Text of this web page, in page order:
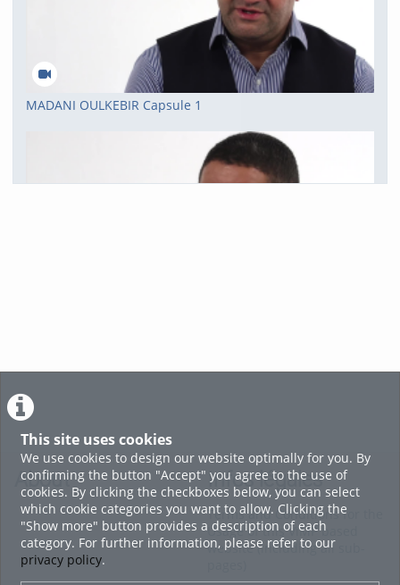
This site uses cookies
We use cookies to design our website optimally for you. By
confirming the button "Accept" you agree to the use of
cookies. By clicking the checkboxes below, you can select
which cookie categories you want to allow. Clicking the
"Show more" button provides a description of each
category. For further information, please refer to our
privacy policy.
MADANI OULKEBIR Capsule 1
voir tout
About Infos légales
Terms and Conditions for the
Usage of this ViMP based
website (including all sub-